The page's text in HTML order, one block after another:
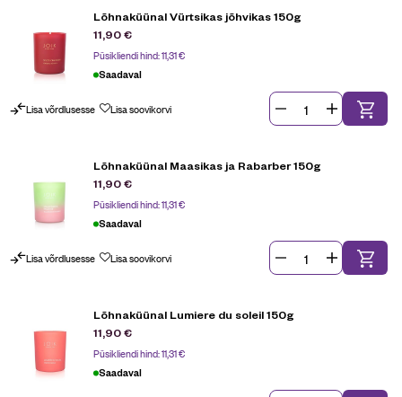
Lõhnaküünal Vürtsikas jõhvikas 150g
11,90€
Püsikliendi hind:11,31€
Saadaval
Lisa võrdlusesse Lisa soovikorvi
Lõhnaküünal Maasikas ja Rabarber 150g
11,90€
Püsikliendi hind:11,31€
Saadaval
Lisa võrdlusesse Lisa soovikorvi
Lõhnaküünal Lumiere du soleil 150g
11,90€
Püsikliendi hind:11,31€
Saadaval